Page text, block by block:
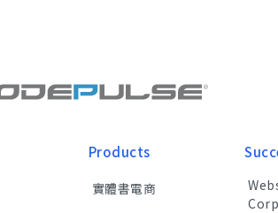
Products
實體書電商